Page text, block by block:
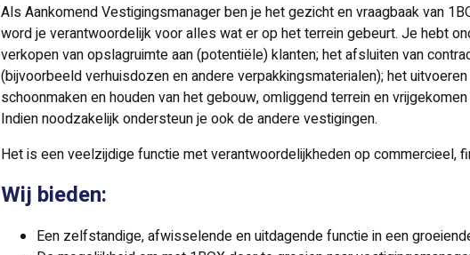
Als Aankomend Vestigingsmanager ben je het gezicht en vraagbaak van
word je verantwoordelijk voor alles wat er op het terrein gebeurt. Je hebt
verkopen van opslagruimte aan (potentiële) klanten; het afsluiten van
(bijvoorbeeld verhuisdozen en andere verpakkingsmaterialen); het
schoonmaken en houden van het gebouw, omliggend terrein en
Indien noodzakelijk ondersteun je ook de andere vestigingen.
Het is een veelzijdige functie met verantwoordelijkheden op commercieel,
Wij bieden:
Een zelfstandige, afwisselende en uitdagende functie in een